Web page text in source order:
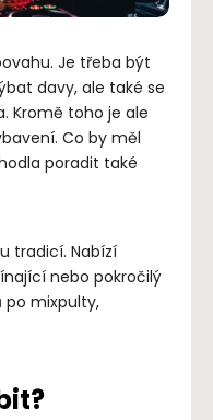
Je třeba být
davy, ale také se
Kromě toho je ale
Co by měl
poradit také
tradicí. Nabízí
nebo pokročilý
po mixpulty,